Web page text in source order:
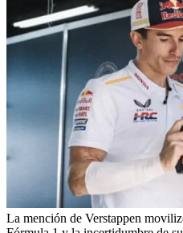
La mención de Verstappen